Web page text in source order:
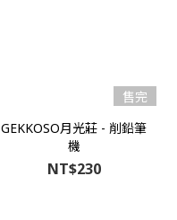
售完
GEKKOSO月光莊 - 削鉛筆
機
NT$230